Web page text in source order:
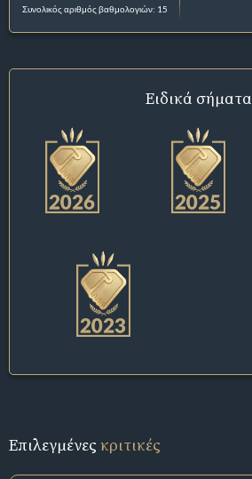
Συνολικός αριθμός βαθμολογιών: 15
Ειδικά σήματα
Επιλεγμένεςκριτικές